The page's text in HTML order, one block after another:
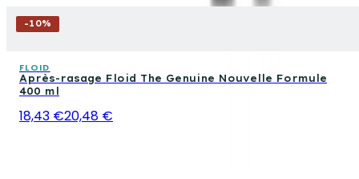
-10%
FLOID
Après-rasage Floid The Genuine Nouvelle Formule
400 ml
18,43 €20,48 €